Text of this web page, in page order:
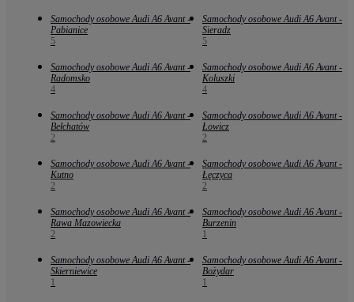
Samochody osobowe Audi A6 Avant -
Pabianice
5
Samochody osobowe Audi A6 Avant -
Sieradz
5
Samochody osobowe Audi A6 Avant -
Radomsko
4
Samochody osobowe Audi A6 Avant -
Koluszki
4
Samochody osobowe Audi A6 Avant -
Bełchatów
2
Samochody osobowe Audi A6 Avant -
Łowicz
2
Samochody osobowe Audi A6 Avant -
Kutno
2
Samochody osobowe Audi A6 Avant -
Łęczyca
2
Samochody osobowe Audi A6 Avant -
Rawa Mazowiecka
2
Samochody osobowe Audi A6 Avant -
Burzenin
1
Samochody osobowe Audi A6 Avant -
Skierniewice
1
Samochody osobowe Audi A6 Avant -
Bożydar
1